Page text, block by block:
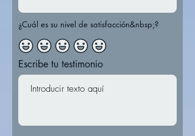
¿Cuál es su nivel de satisfacción&nbsp;?
Escribe tu testimonio